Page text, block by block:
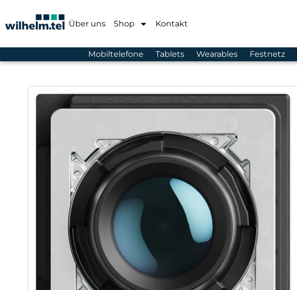
Über uns Shop Kontakt
Mobiltelefone Tablets Wearables Festnetz